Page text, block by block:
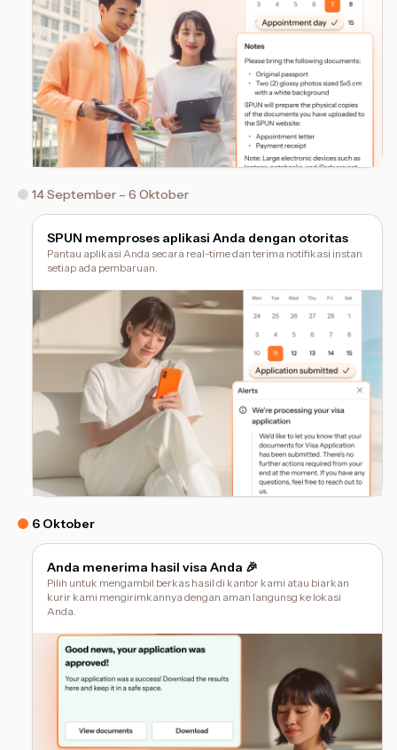
14 September – 6 Oktober
SPUN memproses aplikasi Anda dengan otoritas
Pantau aplikasi Anda secara real-time dan terima notifikasi instan
setiap ada pembaruan.
6 Oktober
Anda menerima hasil visa Anda 🎉
Pilih untuk mengambil berkas hasil di kantor kami atau biarkan
kurir kami mengirimkannya dengan aman langunsg ke lokasi
Anda.